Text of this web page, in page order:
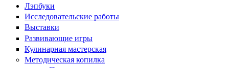
Лэпбуки
Исследовательские работы
Выставки
Развивающие игры
Кулинарная мастерская
Методическая копилка